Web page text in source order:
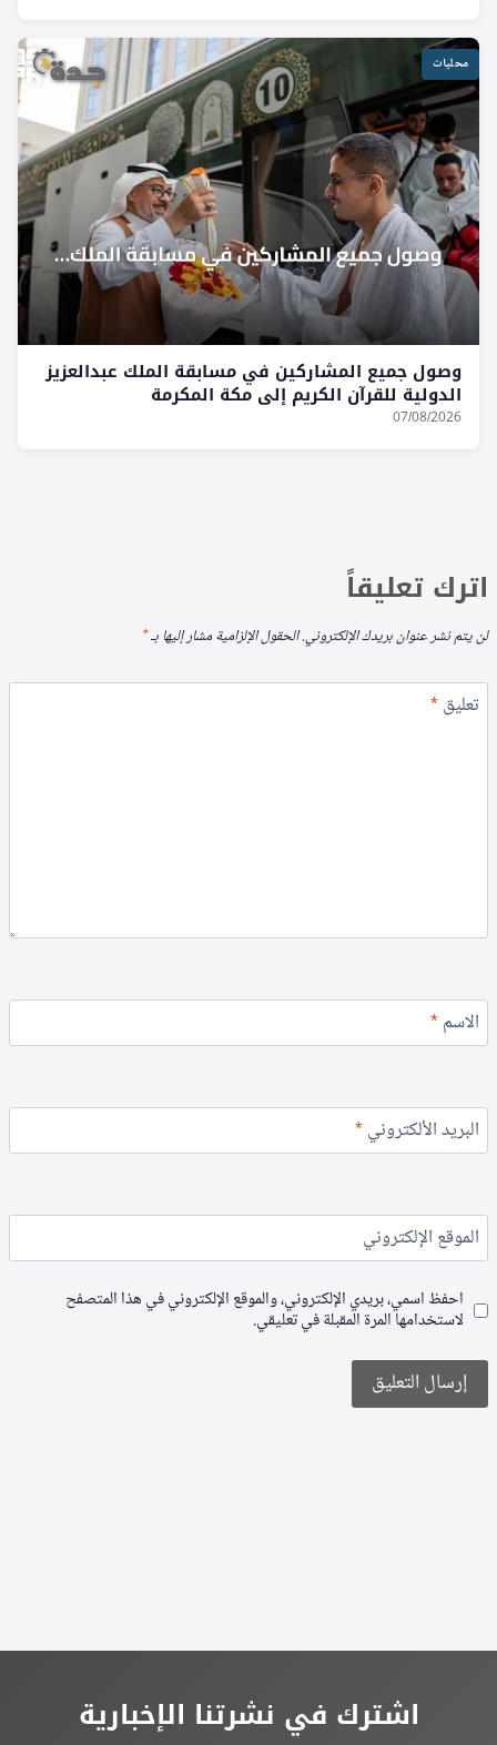
محليات
وصول جميع المشاركين في مسابقة الملك عبدالعزيز
الدولية للقرآن الكريم إلى مكة المكرمة
07/08/2026
اترك تعليقاً
لن يتم نشر عنوان بريدك الإلكتروني.الحقول الإلزامية مشار إليها بـ*
تعليق*
الاسم*
البريد الألكتروني*
الموقع الإلكتروني
احفظ اسمي، بريدي الإلكتروني، والموقع الإلكتروني في هذا المتصفح
لاستخدامها المرة المقبلة في تعليقي.
اشترك في نشرتنا الإخبارية